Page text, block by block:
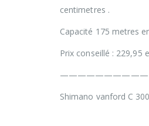
centimetres .
Capacité 175 metres
Prix conseillé : 229,95
Shimano vanford C